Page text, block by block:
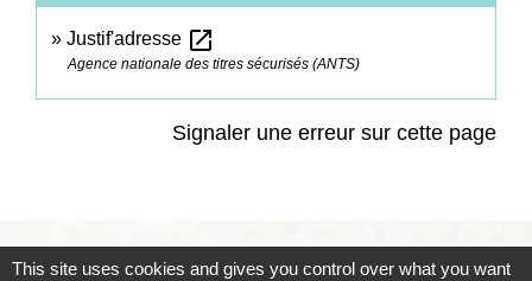
Justif'adresse open_in_new
Agence nationale des titres sécurisés (ANTS)
Signaler une erreur sur cette page
This site uses cookies and gives you control over what you want